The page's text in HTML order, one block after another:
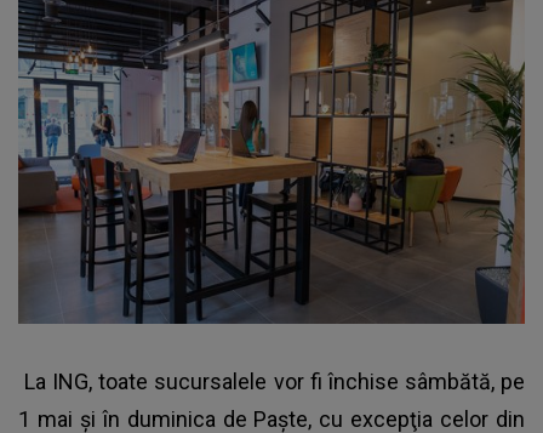
La ING, toate sucursalele vor fi închise sâmbătă, pe
1 mai şi în duminica de Paşte, cu excepţia celor din